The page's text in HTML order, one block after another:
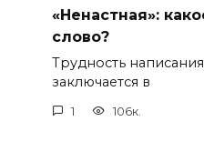
«Ненастная»:
слово?
Трудность
заключается в
1 106к.